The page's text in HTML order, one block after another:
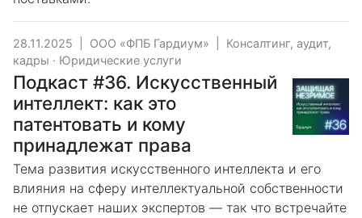
28.11.2025 ООО «ФПБ Гардиум»
Консалтинг, аудит,
кадры · Юридические услуги
Подкаст #36. Искусственный
интеллект: как это
патентовать и кому
принадлежат права
Тема развития искусственного интеллекта и его
влияния на сферу интеллектуальной собственности
не отпускает наших экспертов — так что встречайте